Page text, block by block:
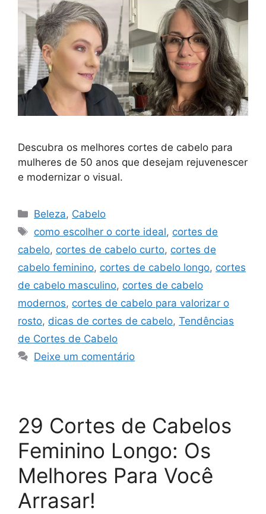
Descubra os melhores cortes de cabelo para
mulheres de 50 anos que desejam rejuvenescer
e modernizar o visual.
Categorias
Beleza, Cabelo
Tags
como escolher o corte ideal, cortes de
cabelo, cortes de cabelo curto, cortes de
cabelo feminino, cortes de cabelo longo, cortes
de cabelo masculino, cortes de cabelo
modernos, cortes de cabelo para valorizar o
rosto, dicas de cortes de cabelo, Tendências
de Cortes de Cabelo
Deixe um comentário
29 Cortes de Cabelos
Feminino Longo: Os
Melhores Para Você
Arrasar!